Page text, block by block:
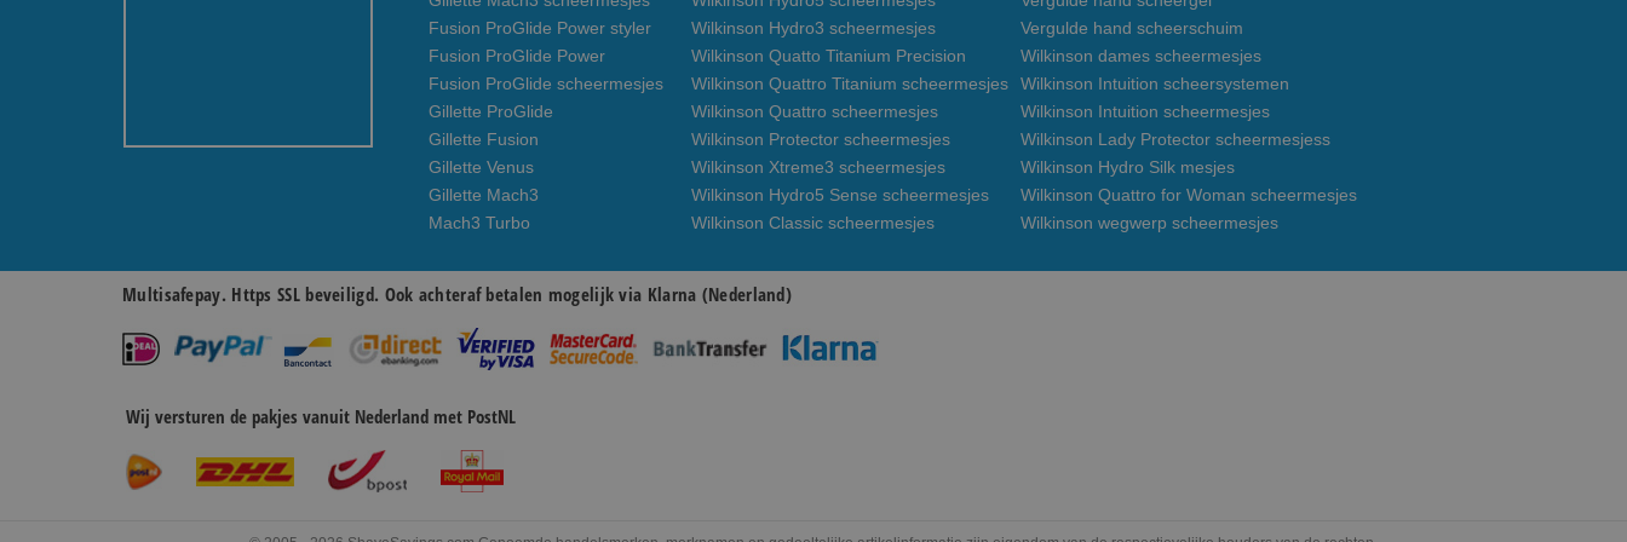
Fusion ProGlide Power styler
Fusion ProGlide Power
Fusion ProGlide scheermesjes
Gillette ProGlide
Gillette Fusion
Gillette Venus
Gillette Mach3
Mach3 Turbo
Wilkinson Hydro3 scheermesjes
Wilkinson Quatto Titanium Precision
Wilkinson Quattro Titanium scheermesjes
Wilkinson Quattro scheermesjes
Wilkinson Protector scheermesjes
Wilkinson Xtreme3 scheermesjes
Wilkinson Hydro5 Sense scheermesjes
Wilkinson Classic scheermesjes
Vergulde hand scheerschuim
Wilkinson dames scheermesjes
Wilkinson Intuition scheersystemen
Wilkinson Intuition scheermesjes
Wilkinson Lady Protector scheermesjess
Wilkinson Hydro Silk mesjes
Wilkinson Quattro for Woman scheermesjes
Wilkinson wegwerp scheermesjes
Multisafepay. Https SSL beveiligd. Ook achteraf betalen mogelijk via Klarna (Nederland)
Wij versturen de pakjes vanuit Nederland met PostNL